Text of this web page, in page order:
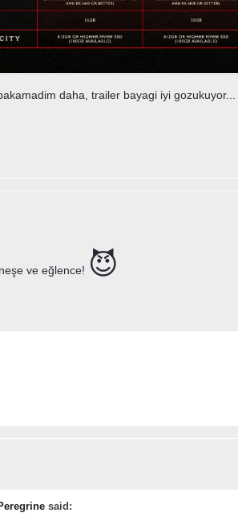
daha, trailer bayagi iyi gozukuyor...
ve eğlence! 😈
said: